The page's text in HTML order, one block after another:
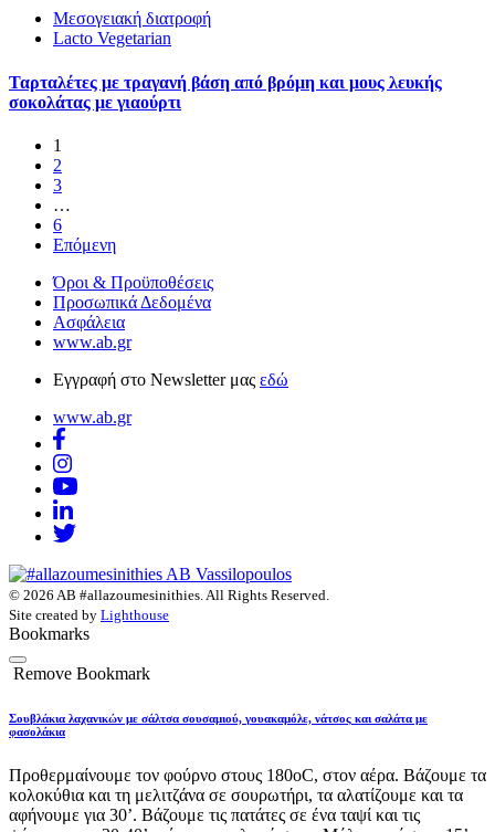
Μεσογειακή διατροφή
Lacto Vegetarian
Ταρταλέτες με τραγανή βάση από βρόμη και μους λευκής
σοκολάτας με γιαούρτι
1
2
3
…
6
Επόμενη
Όροι & Προϋποθέσεις
Προσωπικά Δεδομένα
Ασφάλεια
www.ab.gr
Εγγραφή στο Newsletter μας εδώ
www.ab.gr
© 2026 AB #allazoumesinithies. All Rights Reserved.
Site created by Lighthouse
Bookmarks
Remove Bookmark
Σουβλάκια λαχανικών με σάλτσα σουσαμιού, γουακαμόλε, νάτσος και σαλάτα με
φασολάκια
Προθερμαίνουμε τον φούρνο στους 180οC, στον αέρα. Βάζουμε τα
κολοκύθια και τη μελιτζάνα σε σουρωτήρι, τα αλατίζουμε και τα
αφήνουμε για 30’. Βάζουμε τις πατάτες σε ένα ταψί και τις